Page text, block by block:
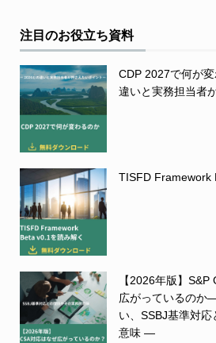
注目のお役立ち資料
CDP 2027で何が
違いと実務担当者
TISFD Framework
【2026年版】
広がっているのか
い、SSBJ基準対
意味 ―